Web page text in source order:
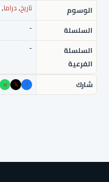
الوسوم
تاريخ,دراما,
السلسلة
-
السلسلة
الفرعية
-
شارك f
𝕏
w